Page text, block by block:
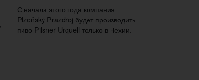
С начала этого года компания
Plzeňský Prazdroj будет производить
пиво Pilsner Urquell только в Чехии.